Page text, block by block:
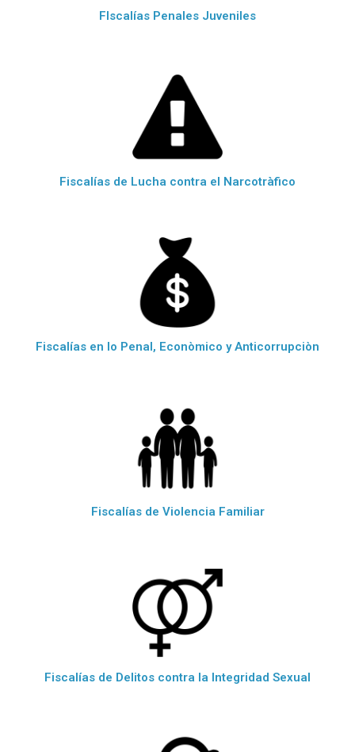
FIscalías Penales Juveniles
Fiscalías de Lucha contra el Narcotràfico
Fiscalías en lo Penal, Econòmico y Anticorrupciòn
Fiscalías de Violencia Familiar
Fiscalías de Delitos contra la Integridad Sexual